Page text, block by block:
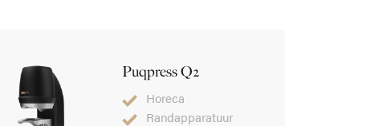
Puqpress Q2
Horeca
Randapparatuur